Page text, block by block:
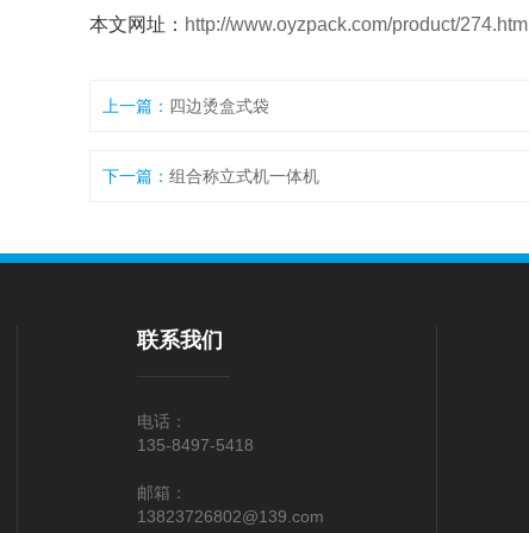
本文网址： http://www.oyzpack.com/product/274.html
上一篇： 四边烫盒式袋
下一篇：组合称立式机一体机
联系我们
电话：
135-8497-5418
邮箱：
13823726802@139.com